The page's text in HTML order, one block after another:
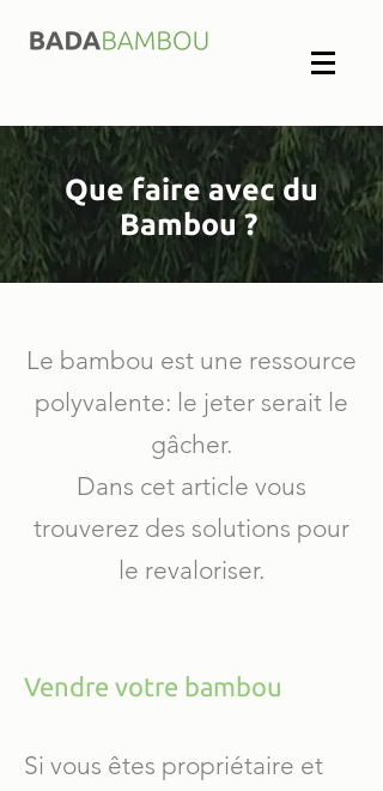
Que faire avec du
Bambou ?
Le bambou est une ressource
polyvalente: le jeter serait le
gâcher.
Dans cet article vous
trouverez des solutions pour
le revaloriser.
Vendre votre bambou
Si vous êtes propriétaire et